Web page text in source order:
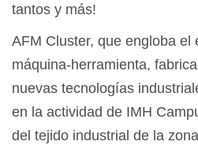
tantos y más!
AFM Cluster, que engloba el
máquina-herramienta,
nuevas tecnologías
en la actividad de IMH
del tejido industrial de la